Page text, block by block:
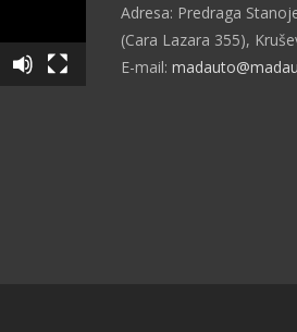
Adresa: Predraga
(Cara Lazara 355),
E-mail: